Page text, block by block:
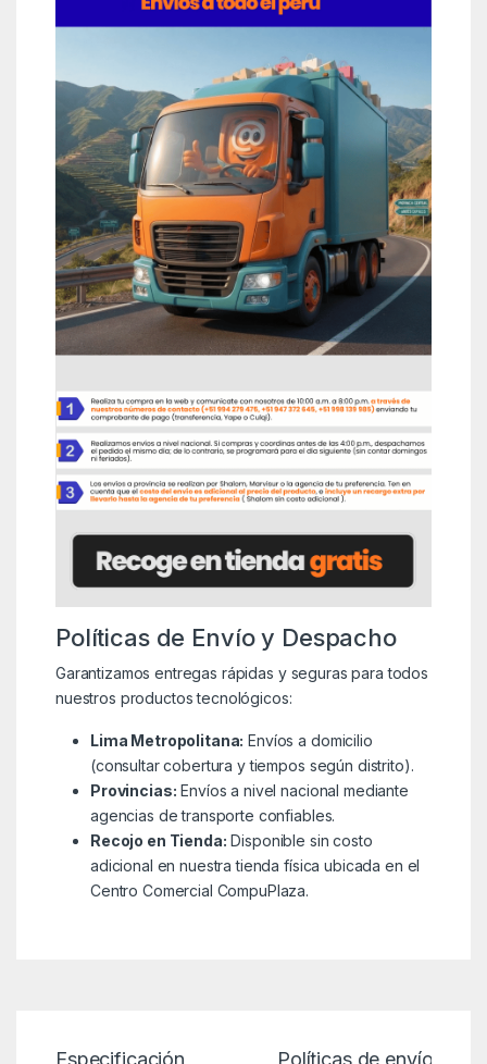
Políticas de Envío y Despacho
Garantizamos entregas rápidas y seguras para todos
nuestros productos tecnológicos:
Lima Metropolitana: Envíos a domicilio
(consultar cobertura y tiempos según distrito).
Provincias: Envíos a nivel nacional mediante
agencias de transporte confiables.
Recojo en Tienda: Disponible sin costo
adicional en nuestra tienda física ubicada en el
Centro Comercial CompuPlaza.
Especificación Políticas de envío